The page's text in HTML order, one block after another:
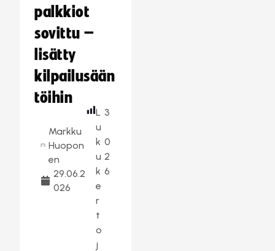
palkkiot
sovittu –
lisätty
kilpailusään
töihin
Markku
Huopon
en
29.06.2
026
L
u
k
u
k
e
r
t
o
j
3
0
2
6